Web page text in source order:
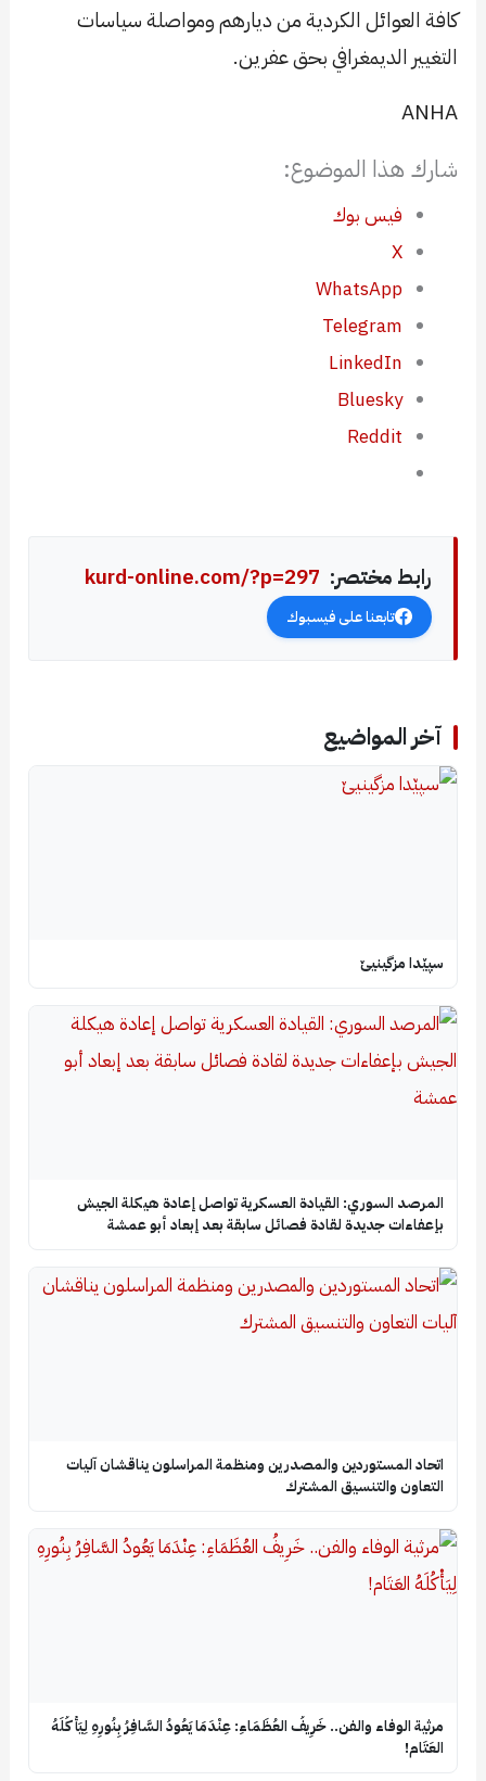
كافة العوائل الكردية من ديارهم ومواصلة سياسات
التغيير الديمغرافي بحق عفرين.
ANHA
شارك هذا الموضوع:
فيس بوك
X
WhatsApp
Telegram
LinkedIn
Bluesky
Reddit
رابط مختصر: kurd-online.com/?p=297
تابعنا على فيسبوك
آخر المواضيع
سپێدا مزگینیێ
المرصد السوري: القيادة العسكرية تواصل إعادة هيكلة الجيش
بإعفاءات جديدة لقادة فصائل سابقة بعد إبعاد أبو عمشة
اتحاد المستوردين والمصدرين ومنظمة المراسلون يناقشان آليات
التعاون والتنسيق المشترك
​مرثية الوفاء والفن.. خَرِيفُ العُظَمَاءِ: عِنْدَمَا يَعُودُ السَّافِرُ بِنُورِهِ لِيَأْكُلَهُ
العَتَام!